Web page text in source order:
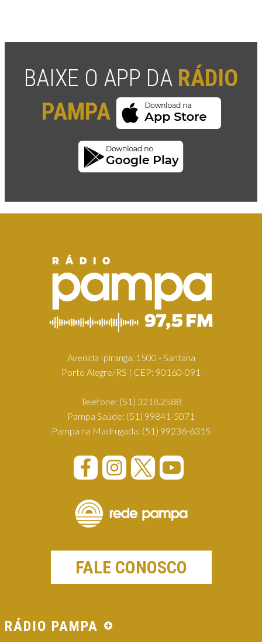
BAIXE O APP DA RÁDIO
PAMPA
Avenida Ipiranga, 1500 - Santana
Porto Alegre/RS | CEP: 90160-091
Telefone: (51) 3218.2588
Pampa Saúde: (51) 99841-5071
Pampa na Madrugada: (51) 99236-6315
FALE CONOSCO
RÁDIO PAMPA